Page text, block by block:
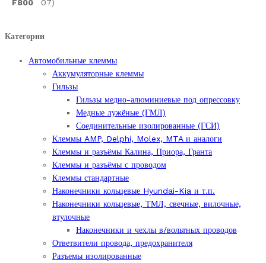
F800 07)
Категории
Автомобильные клеммы
Аккумуляторные клеммы
Гильзы
Гильзы медно-алюминиевые под опрессовку
Медные лужёные (ГМЛ)
Соединительные изолированные (ГСИ)
Клеммы AMP, Delphi, Molex, MTA и аналоги
Клеммы и разъёмы Калина, Приора, Гранта
Клеммы и разъёмы с проводом
Клеммы стандартные
Наконечники кольцевые Hyundai-Kia и т.п.
Наконечники кольцевые, ТМЛ, свечные, вилочные,
втулочные
Наконечники и чехлы в/вольтных проводов
Ответвители провода, предохранителя
Разъемы изолированные